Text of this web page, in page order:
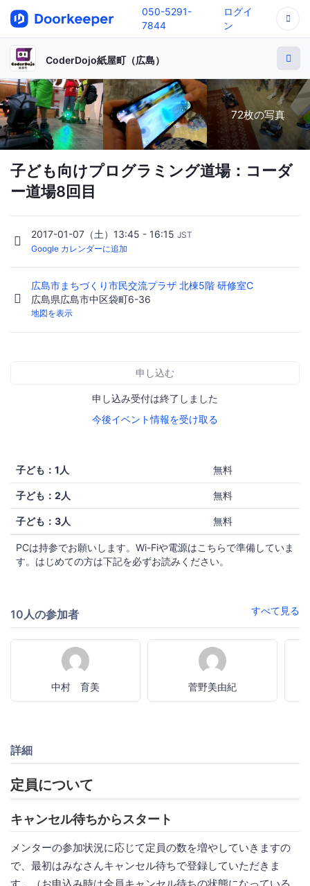
050-5291-
7844
ログイ
ン
CoderDojo紙屋町（広島）
72枚の写真
子ども向けプログラミング道場：コーダ
ー道場8回目
2017-01-07（土）13:45 - 16:15 JST
Google カレンダーに追加
広島市まちづくり市民交流プラザ 北棟5階 研修室C
広島県広島市中区袋町6-36
地図を表示
申し込む
申し込み受付は終了しました
今後イベント情報を受け取る
子ども：1人 無料
子ども：2人 無料
子ども：3人 無料
PCは持参でお願いします。Wi-Fiや電源はこちらで準備していま
す。はじめての方は下記を必ずお読みください。
10人の参加者 すべて見る
中村 育美 菅野美由紀
詳細
定員について
キャンセル待ちからスタート
メンターの参加状況に応じて定員の数を増やしていきますの
で、最初はみなさんキャンセル待ちで登録していただきま